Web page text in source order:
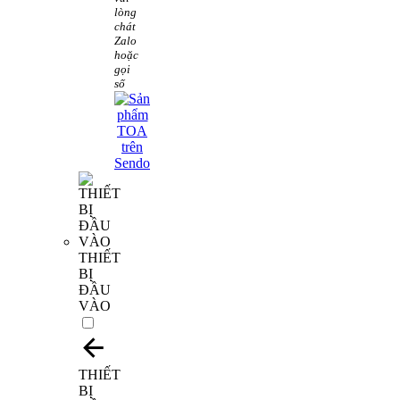
lòng
chát
Zalo
hoặc
gọi
số
THIẾT
BỊ
ĐẦU
VÀO
THIẾT
BỊ